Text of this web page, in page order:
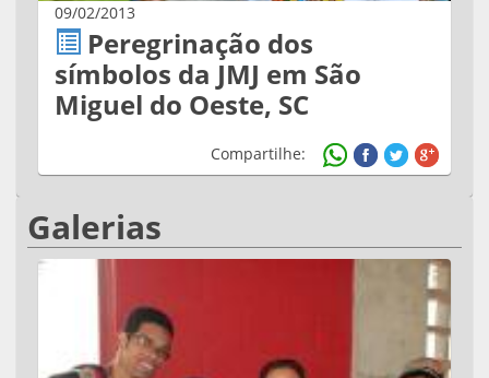
09/02/2013
Peregrinação dos
símbolos da JMJ em São
Miguel do Oeste, SC
Compartilhe:
Galerias